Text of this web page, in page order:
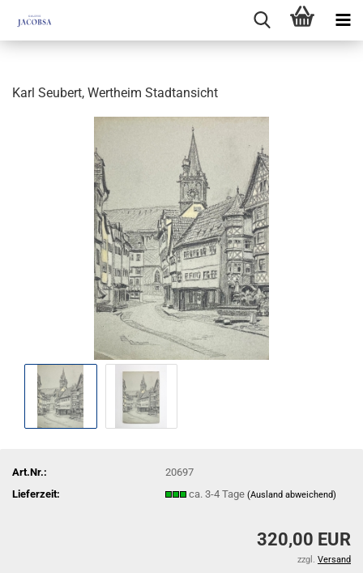
Karl Seubert, Wertheim Stadtansicht
Art.Nr.:
20697
Lieferzeit:
ca. 3-4 Tage(Ausland abweichend)
320,00 EUR
zzgl. Versand